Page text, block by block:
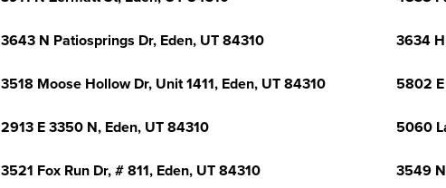
3643 N Patiosprings Dr, Eden, UT 84310 3634
3518 Moose Hollow Dr, Unit 1411, Eden, UT 84310 5802
2913 E 3350 N, Eden, UT 84310 5060
3521 Fox Run Dr, # 811, Eden, UT 84310 3549